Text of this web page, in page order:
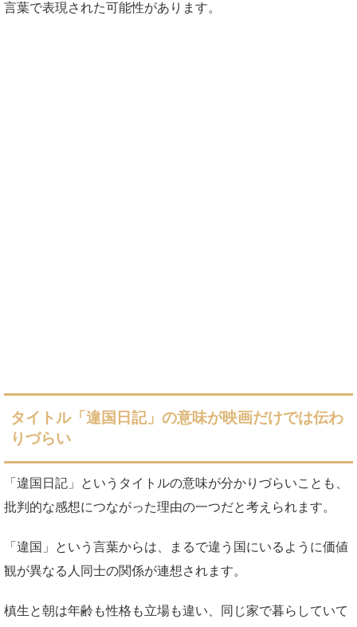
言葉で表現された可能性があります。
タイトル「違国日記」の意味が映画だけでは伝わ
りづらい
「違国日記」というタイトルの意味が分かりづらいことも、
批判的な感想につながった理由の一つだと考えられます。
「違国」という言葉からは、まるで違う国にいるように価値
観が異なる人同士の関係が連想されます。
槙生と朝は年齢も性格も立場も違い、同じ家で暮らしていて